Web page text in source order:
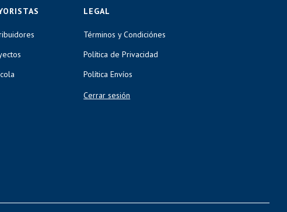
LEGAL
Términos y Condiciónes
Política de Privacidad
Política Envíos
Cerrar sesión